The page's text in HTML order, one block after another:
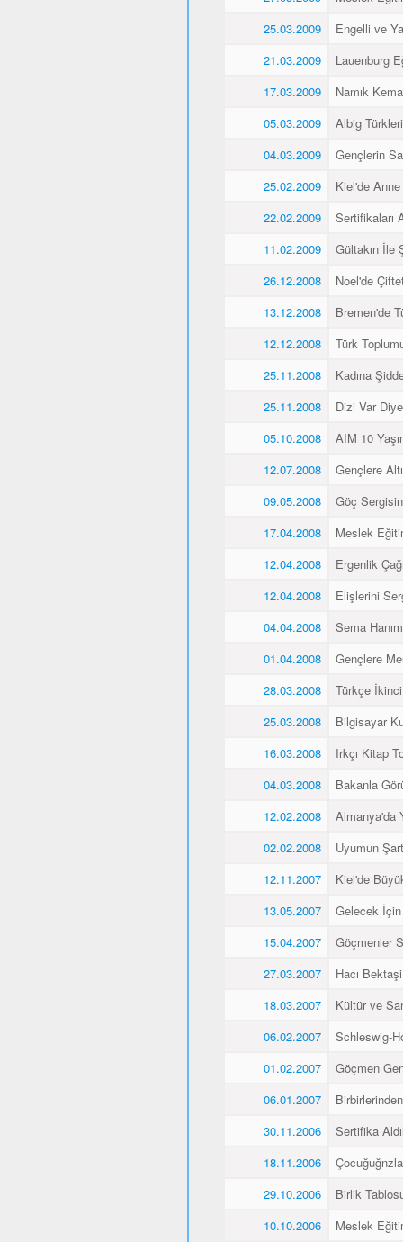
25.03.2009
Engelli ve
21.03.2009
Lauenburg
17.03.2009
Namık
05.03.2009
Albig
04.03.2009
Gençlerin
25.02.2009
Kiel'de
22.02.2009
Sertifikaları
11.02.2009
Gültakın İle
26.12.2008
Noel'de
13.12.2008
Bremen'de
12.12.2008
Türk
25.11.2008
Kadına
25.11.2008
Dizi Var
05.10.2008
AIM 10
12.07.2008
Gençlere
09.05.2008
Göç
17.04.2008
Meslek
12.04.2008
Ergenlik
12.04.2008
Elişlerini
04.04.2008
Sema
01.04.2008
Gençlere
28.03.2008
Türkçe
25.03.2008
Bilgisayar
16.03.2008
Irkçı Kitap
04.03.2008
Bakanla
12.02.2008
Almanya'da
02.02.2008
Uyumun
12.11.2007
Kiel'de
13.05.2007
Gelecek
15.04.2007
Göçmenler
27.03.2007
Hacı
18.03.2007
Kültür ve
06.02.2007
Schleswig-
01.02.2007
Göçmen
06.01.2007
30.11.2006
Sertifika
18.11.2006
29.10.2006
Birlik
10.10.2006
Meslek